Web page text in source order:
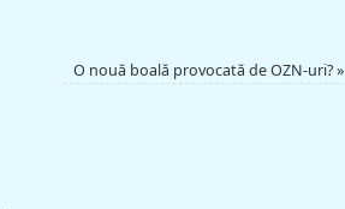
O nouă boală provocată de OZN-uri?»